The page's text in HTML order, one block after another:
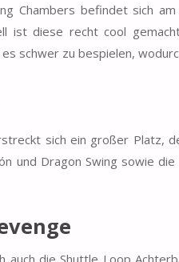
Chambers befindet sich
ist diese recht cool
schwer zu bespielen,
sich ein großer Platz,
und Dragon Swing sowie
auch die Shuttle Loop